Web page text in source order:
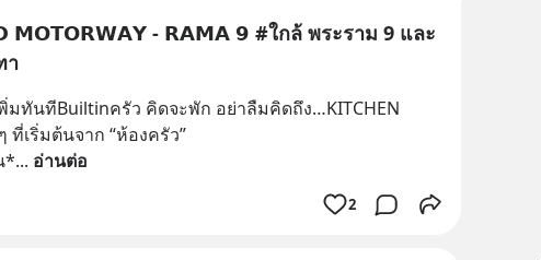
𝗠𝗢𝗧𝗢𝗥𝗪𝗔𝗬 - 𝗥𝗔𝗠𝗔 𝟵 #ใกล้ พระราม 9 และ
า
มทันทีBuiltinครัว คิดจะพัก อย่าลืมคิดถึง…KITCHEN
ที่เริ่มต้นจาก “ห้องครัว”
*... อ่านต่อ
2